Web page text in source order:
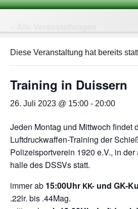
Diese Veranstaltung hat bereits
Trai­ning in Duissern
26. Juli 2023 @ 15:00 - 20:00
Jeden Mon­tag und Mitt­woch fin­det
Luft­druck­waf­fen-Trai­ning der
Poli­zei­sport­ver­ein 1920 e.V., in
halle des DSSVs statt.
immer ab 15:00Uhr KK- und GK-
.22lr. bis .44Mag.